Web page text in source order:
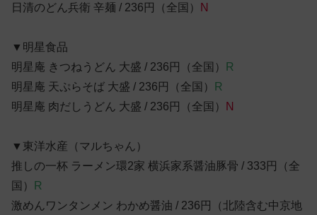
日清のどん兵衛 辛麺 / 236円（全国）
N
▼明星食品
明星庵 きつねうどん 大盛 / 236円（全国）
R
明星庵 天ぷらそば 大盛 / 236円（全国）
R
明星庵 肉だしうどん 大盛 / 236円（全国）
N
▼東洋水産（マルちゃん）
推しの一杯 ラーメン環2家 横浜家系醤油豚骨 / 333円（全
国）
R
激めんワンタンメン わかめ醤油 / 236円（北陸含む中京地